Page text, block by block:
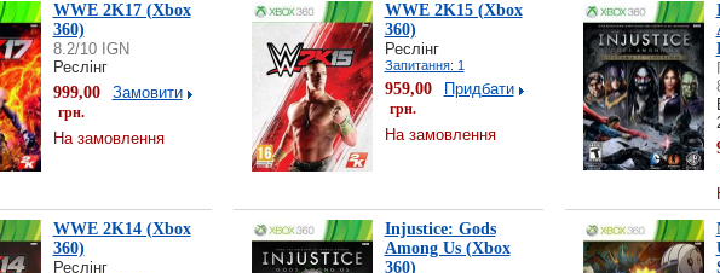
WWE 2K17 (Xbox
360)
8.2/10 IGN
Реслінг
999,00
грн.
Замовити
На замовлення
WWE 2K15 (Xbox
360)
Реслінг
Запитання: 1
959,00
грн.
Придбати
На замовлення
WWE 2K14 (Xbox
360)
Реслінг
Injustice: Gods
Among Us (Xbox
360)